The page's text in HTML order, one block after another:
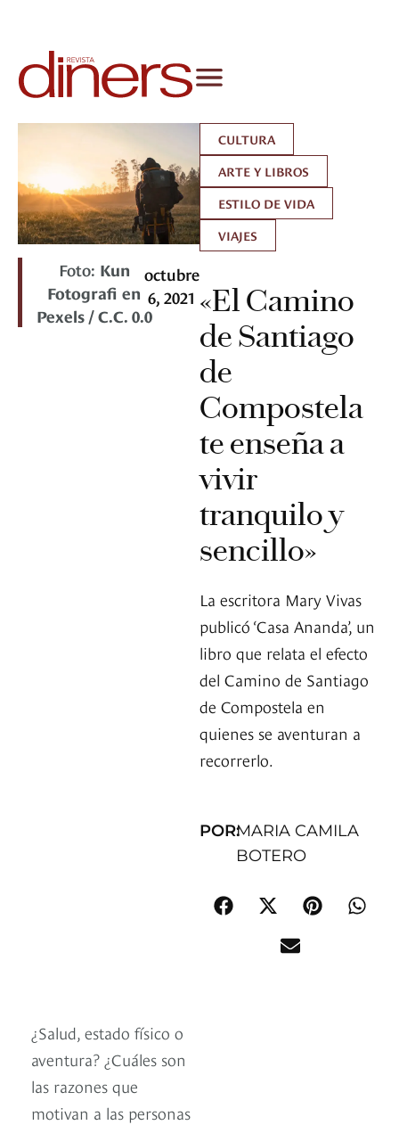
Foto: Kun
Fotografi en
Pexels / C.C. 0.0
octubre
6, 2021
CULTURA
ARTE Y LIBROS
ESTILO DE VIDA
VIAJES
«El Camino
de Santiago
de
Compostela
te enseña a
vivir
tranquilo y
sencillo»
La escritora Mary Vivas
publicó ‘Casa Ananda’, un
libro que relata el efecto
del Camino de Santiago
de Compostela en
quienes se aventuran a
recorrerlo.
POR:MARIA CAMILA
BOTERO
¿Salud, estado físico o
aventura? ¿Cuáles son
las razones que
motivan a las personas